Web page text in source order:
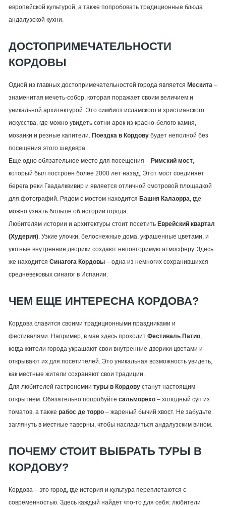
европейской культурой, а также попробовать традиционные блюда
андалузской кухни.
ДОСТОПРИМЕЧАТЕЛЬНОСТИ
КОРДОВЫ
Одной из главных достопримечательностей города является Мескита–
знаменитая мечеть-собор, которая поражает своим величием и
уникальной архитектурой. Это симбиоз исламского и христианского
искусства, где можно увидеть сотни арок из красно-белого камня,
мозаики и резные капители. Поездка в Кордовубудет неполной без
посещения этого шедевра.
Еще одно обязательное место для посещения – Римский мост,
который был построен более 2000 лет назад. Этот мост соединяет
берега реки Гвадалквивир и является отличной смотровой площадкой
для фотографий. Рядом с мостом находится Башня Калаорра, где
можно узнать больше об истории города.
Любителям истории и архитектуры стоит посетить Еврейский квартал
(Худерия). Узкие улочки, белоснежные дома, украшенные цветами, и
уютные внутренние дворики создают неповторимую атмосферу. Здесь
же находится Синагога Кордовы– одна из немногих сохранившихся
средневековых синагог в Испании.
ЧЕМ ЕЩЕ ИНТЕРЕСНА КОРДОВА?
Кордова славится своими традиционными праздниками и
фестивалями. Например, в мае здесь проходит Фестиваль Патио,
когда жители города украшают свои внутренние дворики цветами и
открывают их для посетителей. Это уникальная возможность увидеть,
как местные жители сохраняют свои традиции.
Для любителей гастрономии туры в Кордовустанут настоящим
открытием. Обязательно попробуйте сальморехо– холодный суп из
томатов, а также рабос де торро– жареный бычий хвост. Не забудьте
заглянуть в местные таверны, чтобы насладиться андалузским вином.
ПОЧЕМУ СТОИТ ВЫБРАТЬ ТУРЫ В
КОРДОВУ?
Кордова – это город, где история и культура переплетаются с
современностью. Здесь каждый найдет что-то для себя: любители